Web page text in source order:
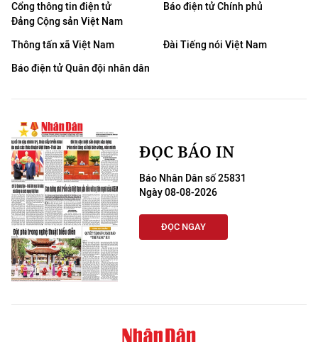
Cổng thông tin điện tử
Đảng Cộng sản Việt Nam
Báo điện tử Chính phủ
Thông tấn xã Việt Nam
Đài Tiếng nói Việt Nam
Báo điện tử Quân đội nhân dân
ĐỌC BÁO IN
Báo Nhân Dân số 25831
Ngày 08-08-2026
ĐỌC NGAY